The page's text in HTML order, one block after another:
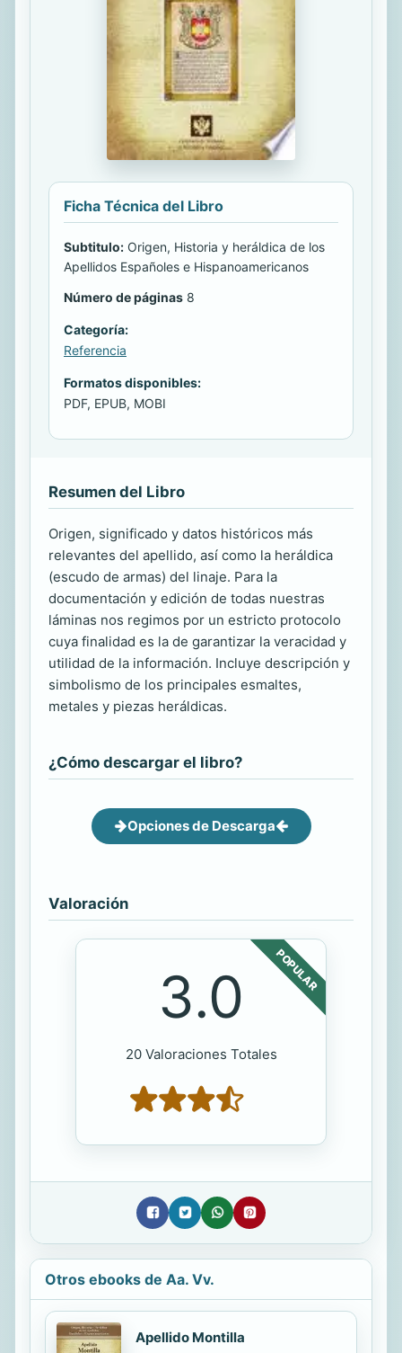
Ficha Técnica del Libro
Subtitulo: Origen, Historia y heráldica de los
Apellidos Españoles e Hispanoamericanos
Número de páginas 8
Categoría:
Referencia
Formatos disponibles:
PDF, EPUB, MOBI
Resumen del Libro
Origen, significado y datos históricos más
relevantes del apellido, así como la heráldica
(escudo de armas) del linaje. Para la
documentación y edición de todas nuestras
láminas nos regimos por un estricto protocolo
cuya finalidad es la de garantizar la veracidad y
utilidad de la información. Incluye descripción y
simbolismo de los principales esmaltes,
metales y piezas heráldicas.
¿Cómo descargar el libro?
Opciones de Descarga
Valoración
POPULAR
3.0
20 Valoraciones Totales
Otros ebooks de Aa. Vv.
Apellido Montilla